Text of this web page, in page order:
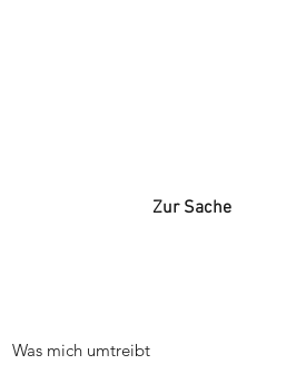
Zur Sache
Was mich umtreibt